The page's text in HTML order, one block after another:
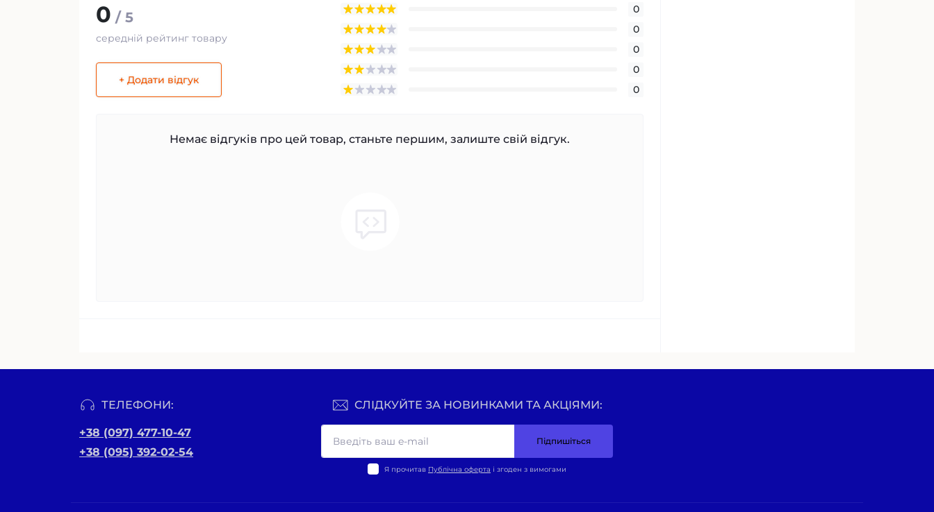
0 / 5
середній рейтинг товару
+ Додати відгук
0
0
0
0
0
Немає відгуків про цей товар, станьте першим, залиште свій відгук.
ТЕЛЕФОНИ:
+38 (097) 477-10-47
+38 (095) 392-02-54
СЛІДКУЙТЕ ЗА НОВИНКАМИ ТА АКЦІЯМИ:
Підпишіться
Я прочитав Публічна оферта і згоден з вимогами